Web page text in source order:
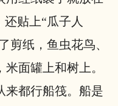
贴上“瓜子人
剪纸，鱼虫花鸟、
面罐上和树上。
来都行船筏。船是